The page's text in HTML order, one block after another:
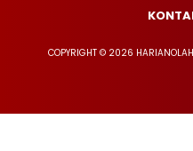
COPYRIGHT © 2026